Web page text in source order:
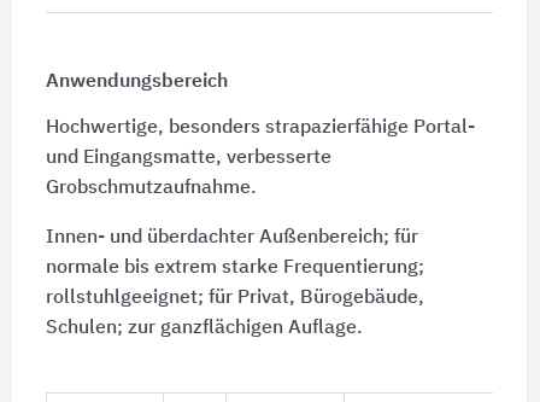
Anwendungsbereich
Hochwertige, besonders strapazierfähige Portal-
und Eingangsmatte, verbesserte
Grobschmutzaufnahme.
Innen- und überdachter Außenbereich; für
normale bis extrem starke Frequentierung;
rollstuhlgeeignet; für Privat, Bürogebäude,
Schulen; zur ganzflächigen Auflage.